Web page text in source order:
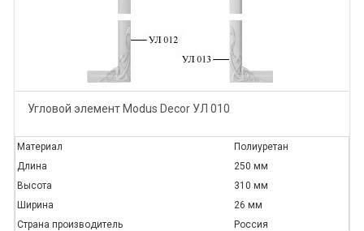
Угловой элемент Modus Decor УЛ 010
Материал
Полиуретан
Длина
250 мм
Высота
310 мм
Ширина
26 мм
Страна производитель
Россия